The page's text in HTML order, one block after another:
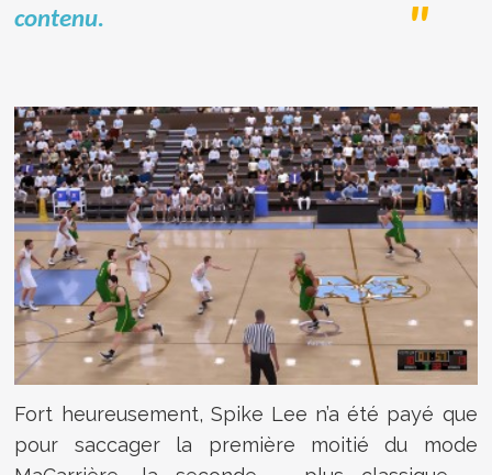
contenu.
Fort heureusement, Spike Lee n’a été payé que
pour saccager la première moitié du mode